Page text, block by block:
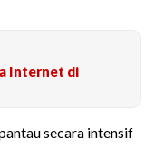
Internet di
secara intensif